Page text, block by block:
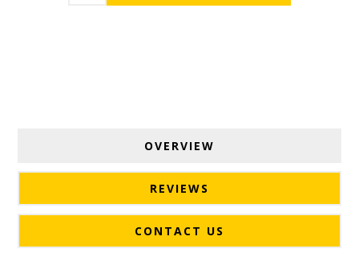
OVERVIEW
REVIEWS
CONTACT US